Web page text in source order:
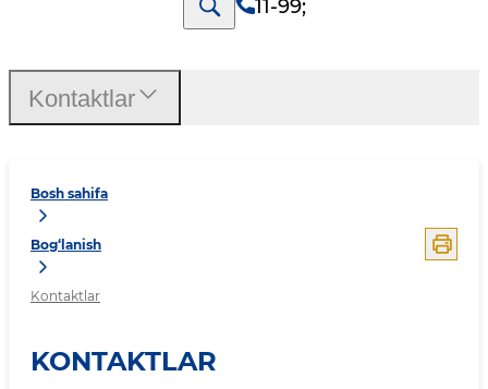
11-99;
Bosh sahifa
Bog‘lanish
Kontaktlar
KONTAKTLAR
Kontaktlar